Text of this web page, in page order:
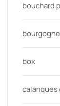
bouchard
bourgogne
box
calanques